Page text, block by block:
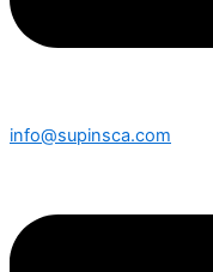
info@supinsca.com